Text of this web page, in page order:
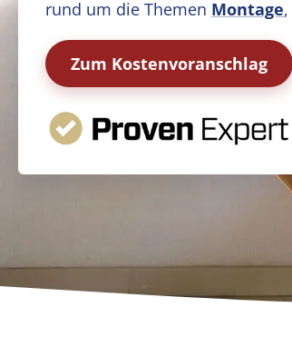
rund um die Themen Montage,
Zum Kostenvoranschlag